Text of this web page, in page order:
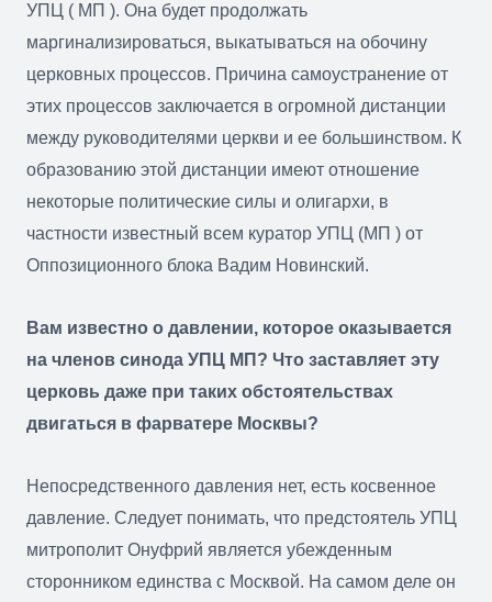
УПЦ ( МП ). Она будет продолжать
маргинализироваться, выкатываться на обочину
церковных процессов. Причина самоустранение от
этих процессов заключается в огромной дистанции
между руководителями церкви и ее большинством. К
образованию этой дистанции имеют отношение
некоторые политические силы и олигархи, в
частности известный всем куратор УПЦ (МП ) от
Оппозиционного блока Вадим Новинский.
Вам известно о давлении, которое оказывается
на членов синода УПЦ МП? Что заставляет эту
церковь даже при таких обстоятельствах
двигаться в фарватере Москвы?
Непосредственного давления нет, есть косвенное
давление. Следует понимать, что предстоятель УПЦ
митрополит Онуфрий является убежденным
сторонником единства с Москвой. На самом деле он